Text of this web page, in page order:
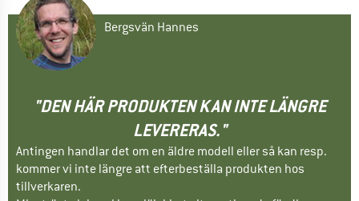
Bergsvän Hannes
"DEN HÄR PRODUKTEN KAN INTE LÄNGRE
LEVERERAS."
Antingen handlar det om en äldre modell eller så kan resp.
kommer vi inte längre att efterbeställa produkten hos
tillverkaren.